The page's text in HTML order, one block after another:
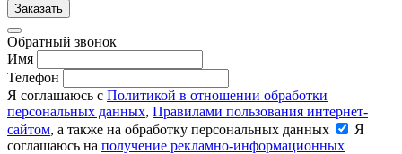
Заказать
Обратный звонок
Имя
Телефон
Я соглашаюсь с Политикой в отношении обработки
персональных данных, Правилами пользования интернет-
сайтом, а также на обработку персональных данных
Я
соглашаюсь на получение рекламно-информационных